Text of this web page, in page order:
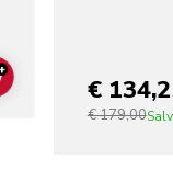
ADD TO CART€
€ 179,00